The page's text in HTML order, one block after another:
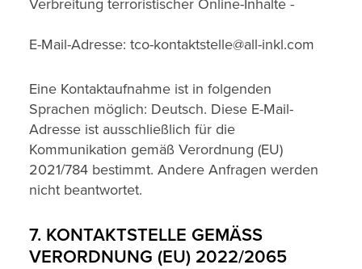
Verbreitung terroristischer Online-Inhalte -
E-Mail-Adresse: tco-kontaktstelle@all-inkl.com
Eine Kontaktaufnahme ist in folgenden
Sprachen möglich: Deutsch. Diese E-Mail-
Adresse ist ausschließlich für die
Kommunikation gemäß Verordnung (EU)
2021/784 bestimmt. Andere Anfragen werden
nicht beantwortet.
7. KONTAKTSTELLE GEMÄSS V
ERORDNUNG (EU) 2022/2065